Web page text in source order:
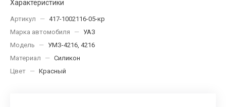
Характеристики
Артикул — 417-1002116-05-кр
Марка автомобиля
— УАЗ
Модель
— УМЗ-4216, 4216
Материал
— Силикон
Цвет — Красный